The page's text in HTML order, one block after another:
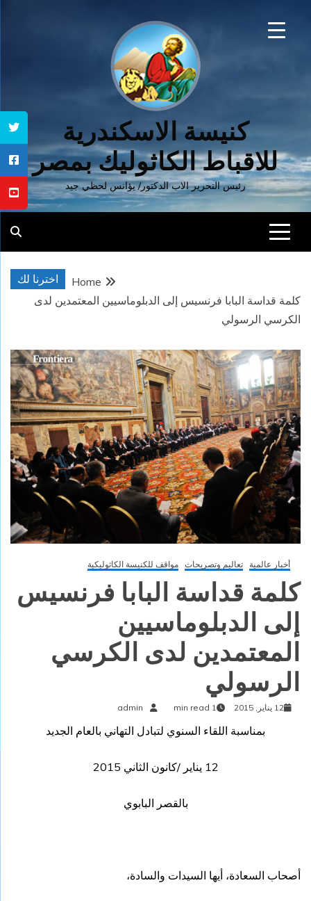
كنيسة الاسكندرية
للاقباط الكاثوليك بمصر
رئيس التحرير الاب الدكتور/ يؤانس لحظي جيد
اخترنا لك
Home
كلمة قداسة البابا فرنسيس إلى الدبلوماسيين المعتمدين لدى
الكرسي الرسولي
أخبار عالمية تعاليم وتصريحات مواقف للكنيسة الكاثوليكية
كلمة قداسة البابا فرنسيس
إلى الدبلوماسيين
المعتمدين لدى الكرسي
الرسولي
12 يناير, 2015 1 min read
admin
بمناسبة اللقاء السنوي لتبادل التهاني بالعام الجديد
12 يناير /كانون الثاني 2015
بالقصر البابوي
أصحاب السعادة، أيها السيدات والسادة،